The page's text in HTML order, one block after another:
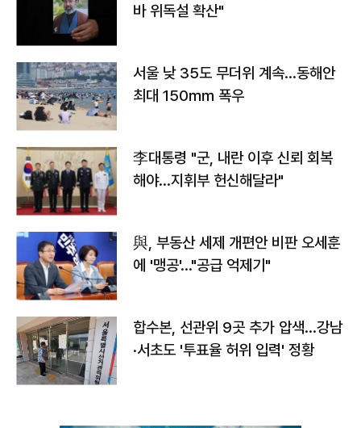
바 위독설 확산"
서울 낮 35도 무더위 계속…동해안
최대 150㎜ 폭우
李대통령 "군, 내란 이후 신뢰 회복
해야…지휘부 헌신해달라"
與, 부동산 세제 개편안 비판 오세훈
에 '맹공'…"공급 억제기"
합수본, 선관위 9곳 추가 압색…강남
·서초도 '투표율 허위 입력' 정황